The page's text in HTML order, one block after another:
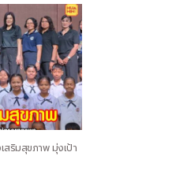
สริมสุขภาพ มุ่งเป้า